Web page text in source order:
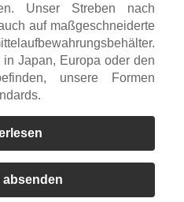
Unser Streben nach
auf maßgeschneiderte
Japan, Europa oder den
unsere Formen
absenden